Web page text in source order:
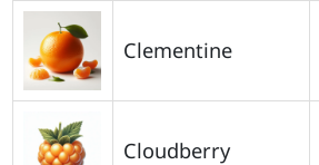
Clementine
Cloudberry